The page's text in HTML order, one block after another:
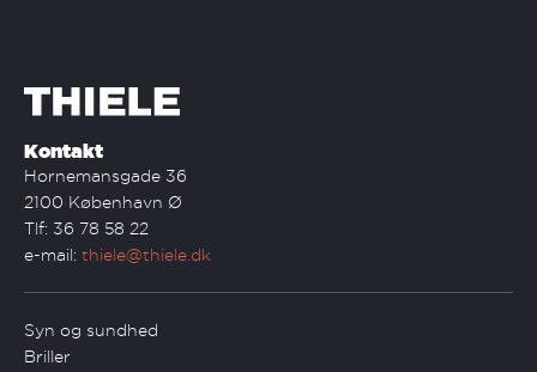
Kontakt
Hornemansgade 36
2100 København Ø
Tlf: 36 78 58 22
e-mail: thiele@thiele.dk
Syn og sundhed
Briller